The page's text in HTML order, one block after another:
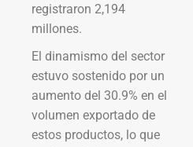
registraron 2,194
millones.
El dinamismo del sector
estuvo sostenido por un
aumento del 30.9% en el
volumen exportado de
estos productos, lo que